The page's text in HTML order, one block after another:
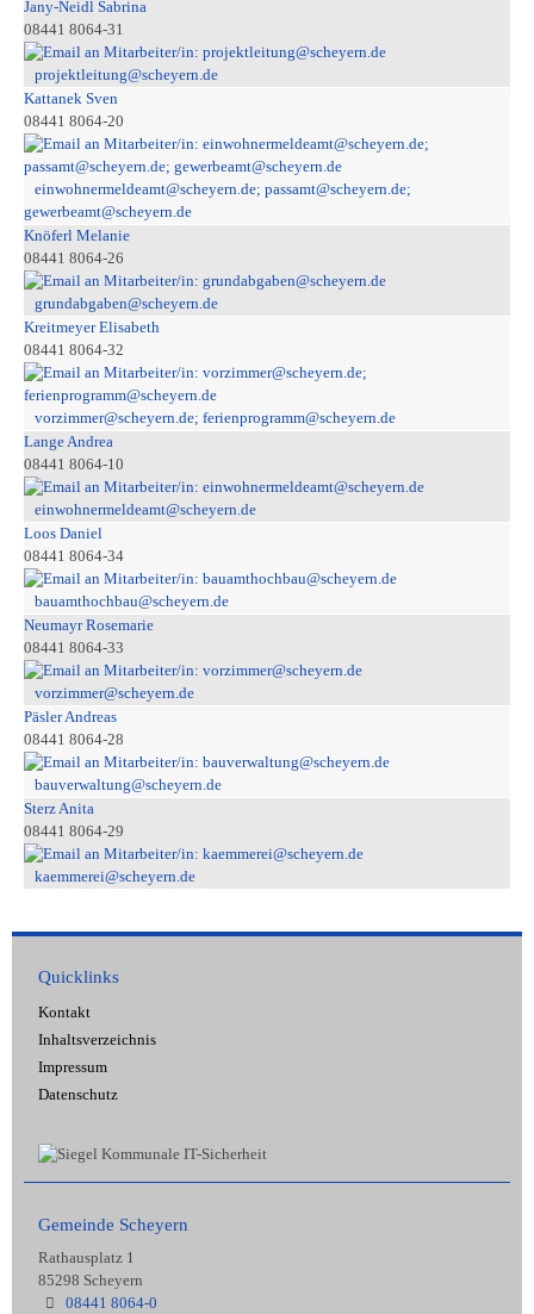
Jany-Neidl Sabrina
08441 8064-31
projektleitung@scheyern.de
Kattanek Sven
08441 8064-20
einwohnermeldeamt@scheyern.de; passamt@scheyern.de;
gewerbeamt@scheyern.de
Knöferl Melanie
08441 8064-26
grundabgaben@scheyern.de
Kreitmeyer Elisabeth
08441 8064-32
vorzimmer@scheyern.de; ferienprogramm@scheyern.de
Lange Andrea
08441 8064-10
einwohnermeldeamt@scheyern.de
Loos Daniel
08441 8064-34
bauamthochbau@scheyern.de
Neumayr Rosemarie
08441 8064-33
vorzimmer@scheyern.de
Päsler Andreas
08441 8064-28
bauverwaltung@scheyern.de
Sterz Anita
08441 8064-29
kaemmerei@scheyern.de
Quicklinks
Kontakt
Inhaltsverzeichnis
Impressum
Datenschutz
Gemeinde Scheyern
Rathausplatz 1
85298 Scheyern
08441 8064-0